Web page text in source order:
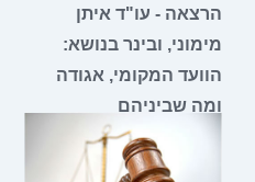
הרצאה - עו"ד איתן
מימוני, ובינר בנושא:
הוועד המקומי, אגודה
ומה שביניהם